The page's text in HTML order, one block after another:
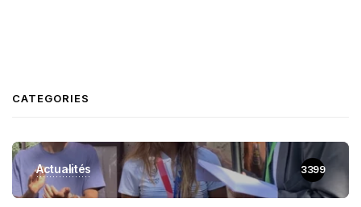
CATEGORIES
Actualités 3399